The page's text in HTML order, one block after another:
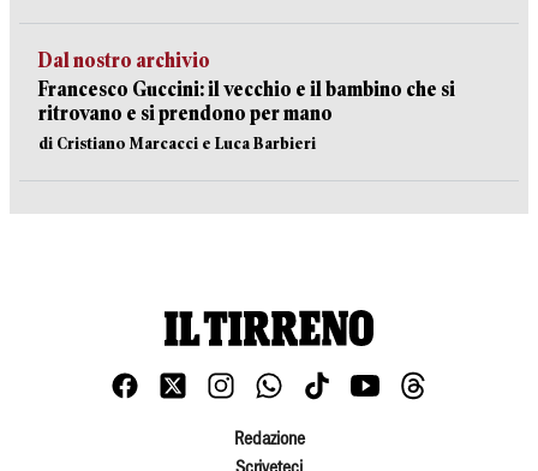
Dal nostro archivio
Francesco Guccini: il vecchio e il bambino che si
ritrovano e si prendono per mano
di Cristiano Marcacci e Luca Barbieri
Redazione